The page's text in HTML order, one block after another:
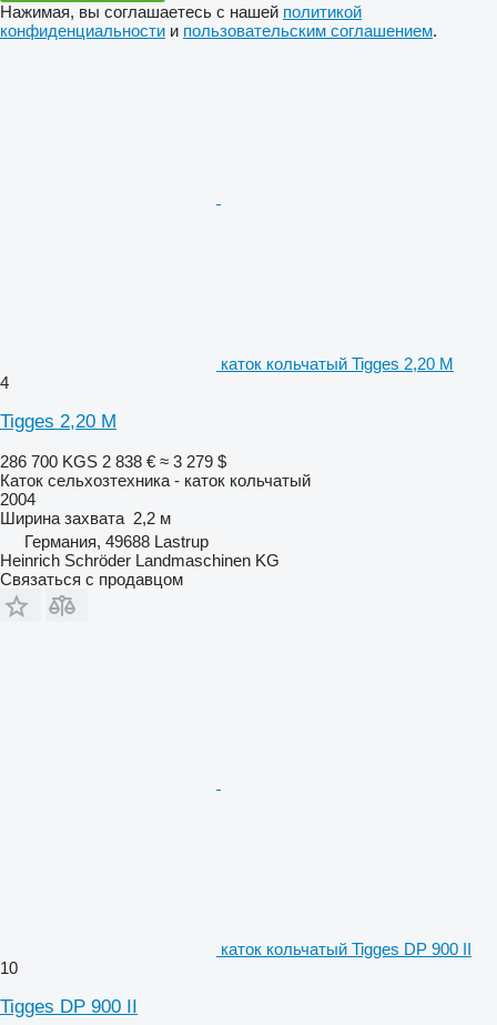
Нажимая, вы соглашаетесь с нашей политикой
конфиденциальности и пользовательским соглашением.
каток кольчатый Tigges 2,20 M
4
Tigges 2,20 M
286 700 KGS 2 838 € ≈ 3 279 $
Каток сельхозтехника - каток кольчатый
2004
Ширина захвата 2,2 м
Германия, 49688 Lastrup
Heinrich Schröder Landmaschinen KG
Связаться с продавцом
каток кольчатый Tigges DP 900 II
10
Tigges DP 900 II